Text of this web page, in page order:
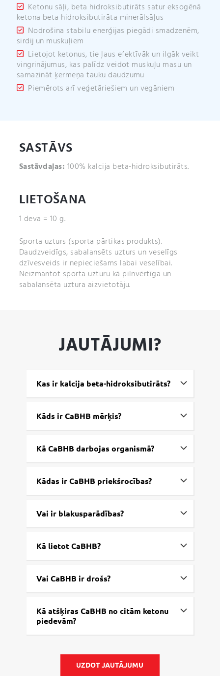
Ketonu sāļi, beta hidroksibutirāts satur eksogēnā
ketona beta hidroksibutirāta minerālsāļus
Nodrošina stabilu enerģijas piegādi smadzenēm,
sirdij un muskuļiem
Lietojot ketonus, tie ļaus efektīvāk un ilgāk veikt
vingrinājumus, kas palīdz veidot muskuļu masu un
samazināt ķermeņa tauku daudzumu
Piemērots arī veģetāriešiem un vegāniem
SASTĀVS
Sastāvdaļas: 100% kalcija beta-hidroksibutirāts.
LIETOŠANA
1 deva = 10 g.
Sporta uzturs (sporta pārtikas produkts).
Daudzveidīgs, sabalansēts uzturs un veselīgs
dzīvesveids ir nepieciešams labai veselībai.
Neizmantot sporta uzturu kā pilnvērtīga un
sabalansēta uztura aizvietotāju.
JAUTĀJUMI?
Kas ir kalcija beta-hidroksibutirāts?
Kāds ir CaBHB mērķis?
Kā CaBHB darbojas organismā?
Kādas ir CaBHB priekšrocības?
Vai ir blakusparādības?
Kā lietot CaBHB?
Vai CaBHB ir drošs?
Kā atšķiras CaBHB no citām ketonu
piedevām?
UZDOT JAUTĀJUMU